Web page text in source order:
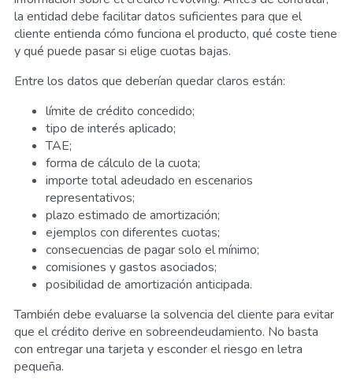
la entidad debe facilitar datos suficientes para que el
cliente entienda cómo funciona el producto, qué coste tiene
y qué puede pasar si elige cuotas bajas.
Entre los datos que deberían quedar claros están:
límite de crédito concedido;
tipo de interés aplicado;
TAE;
forma de cálculo de la cuota;
importe total adeudado en escenarios
representativos;
plazo estimado de amortización;
ejemplos con diferentes cuotas;
consecuencias de pagar solo el mínimo;
comisiones y gastos asociados;
posibilidad de amortización anticipada.
También debe evaluarse la solvencia del cliente para evitar
que el crédito derive en sobreendeudamiento. No basta
con entregar una tarjeta y esconder el riesgo en letra
pequeña.